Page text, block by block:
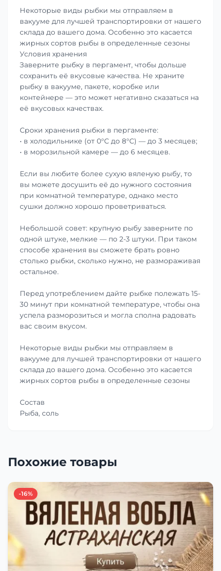
Некоторые виды рыбки мы отправляем в
вакууме для лучшей транспортировки от нашего
склада до вашего дома. Особенно это касается
жирных сортов рыбы в определенные сезоны
Условия хранения
Заверните рыбку в пергамент, чтобы дольше
сохранить её вкусовые качества. Не храните
рыбку в вакууме, пакете, коробке или
контейнере — это может негативно сказаться на
её вкусовых качествах.
Сроки хранения рыбки в пергаменте:
• в холодильнике (от 0°С до 8°С) — до 3 месяцев;
• в морозильной камере — до 6 месяцев.
Если вы любите более сухую вяленую рыбу, то
вы можете досушить её до нужного состояния
при комнатной температуре, однако место
сушки должно хорошо проветриваться.
Небольшой совет: крупную рыбу заверните по
одной штуке, мелкие — по 2-3 штуки. При таком
способе хранения вы сможете брать ровно
столько рыбки, сколько нужно, не размораживая
остальное.
Перед употреблением дайте рыбке полежать 15-
30 минут при комнатной температуре, чтобы она
успела разморозиться и могла сполна радовать
вас своим вкусом.
Некоторые виды рыбки мы отправляем в
вакууме для лучшей транспортировки от нашего
склада до вашего дома. Особенно это касается
жирных сортов рыбы в определенные сезоны
Состав
Рыба, соль
Похожие товары
-16%